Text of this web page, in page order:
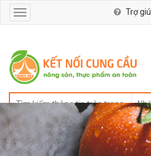
Toggle
navigation
Trợ